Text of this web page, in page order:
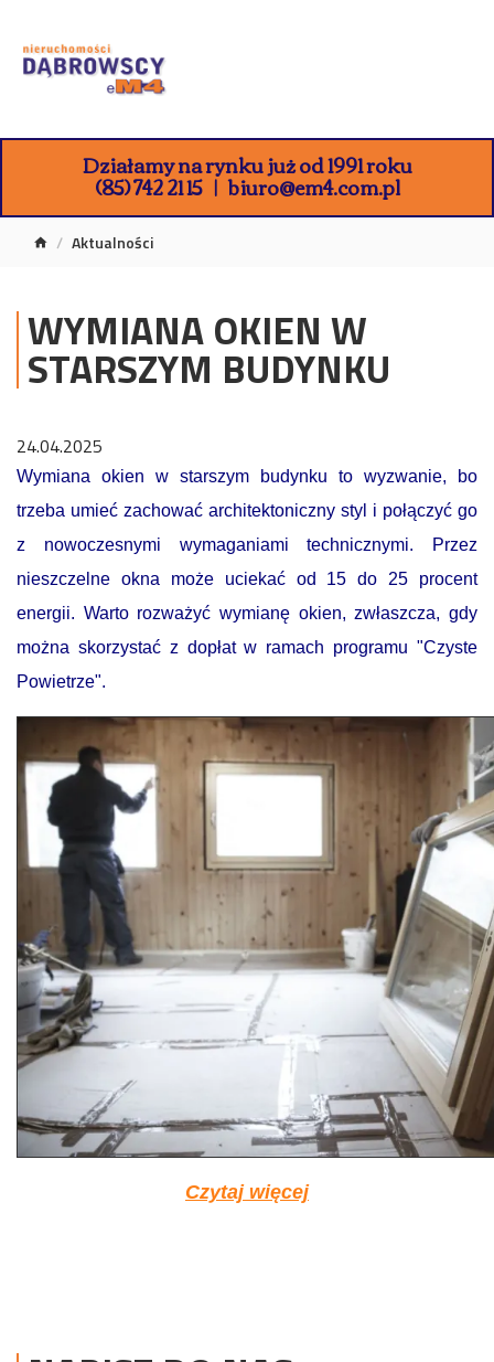
Działamy na rynku już od 1991 roku
(85) 742 21 15 biuro@em4.com.pl
Aktualności
WYMIANA OKIEN W
STARSZYM BUDYNKU
24.04.2025
Wymiana okien w starszym budynku to wyzwanie, bo
trzeba umieć zachować architektoniczny styl i połączyć go
z nowoczesnymi wymaganiami technicznymi. Przez
nieszczelne okna może uciekać od 15 do 25 procent
energii. Warto rozważyć wymianę okien, zwłaszcza, gdy
można skorzystać z dopłat w ramach programu "Czyste
Powietrze".
Czytaj więcej